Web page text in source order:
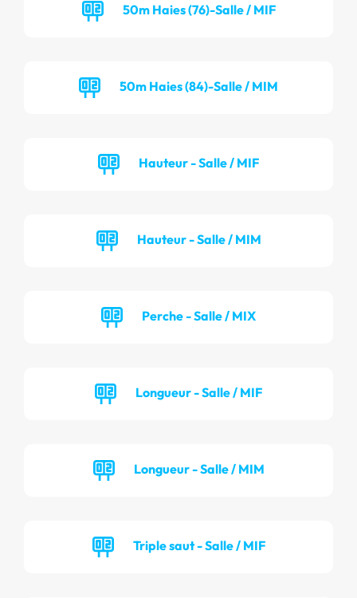
50m Haies (76)-Salle / MIF
50m Haies (84)-Salle / MIM
Hauteur - Salle / MIF
Hauteur - Salle / MIM
Perche - Salle / MIX
Longueur - Salle / MIF
Longueur - Salle / MIM
Triple saut - Salle / MIF